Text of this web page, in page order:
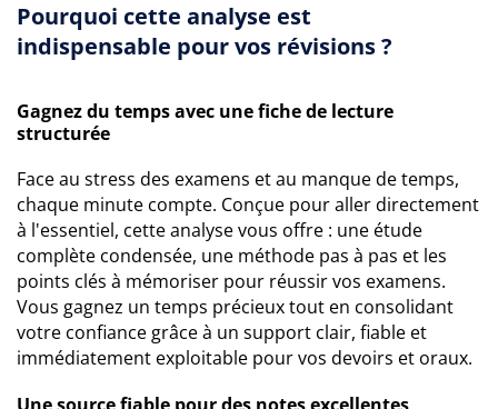
Pourquoi cette analyse est
indispensable pour vos révisions ?
Gagnez du temps avec une fiche de lecture
structurée
Face au stress des examens et au manque de temps,
chaque minute compte. Conçue pour aller directement
à l'essentiel, cette analyse vous offre : une étude
complète condensée, une méthode pas à pas et les
points clés à mémoriser pour réussir vos examens.
Vous gagnez un temps précieux tout en consolidant
votre confiance grâce à un support clair, fiable et
immédiatement exploitable pour vos devoirs et oraux.